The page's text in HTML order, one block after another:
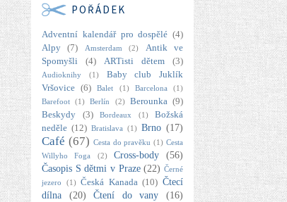
POŘÁDEK
Adventní kalendář pro dospělé (4)
Alpy
(7) Amsterdam (2)
Antik ve
Spomyšli
(4) ARTisti dětem (3)
Audioknihy (1)
Baby club Juklík
Vršovice (6) Balet (1) Barcelona
(1)
Barefoot
(1) Berlín (2) Berounka (9)
Beskydy
(3) Bordeaux (1)
Božská
neděle (12) Bratislava (1) Brno (17)
Café (67) Cesta do pravěku (1) Cesta
Willyho Foga
(2) Cross-body
(56)
Časopis S dětmi v Praze (22) Černé
jezero
(1) Česká Kanada (10) Čtecí
dílna
(20) Čtení do vany
(16)